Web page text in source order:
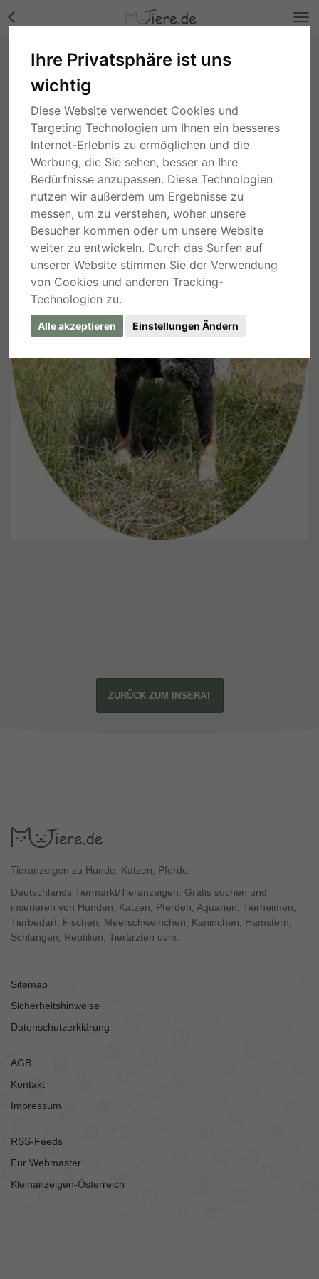
Ihre Privatsphäre ist uns
wichtig
Diese Website verwendet Cookies und
Targeting Technologien um Ihnen ein besseres
Internet-Erlebnis zu ermöglichen und die
Werbung, die Sie sehen, besser an Ihre
Bedürfnisse anzupassen. Diese Technologien
nutzen wir außerdem um Ergebnisse zu
messen, um zu verstehen, woher unsere
Besucher kommen oder um unsere Website
weiter zu entwickeln. Durch das Surfen auf
unserer Website stimmen Sie der Verwendung
von Cookies und anderen Tracking-
Technologien zu.
Alle akzeptieren Einstellungen Ändern
ANGEL - 45 cm - DRINGENDER NOTFALL!
(aus dem Tierschutz /mit Video!), Mischling -
ZURÜCK ZUM INSERAT
Tieranzeigen zu Hunde, Katzen, Pferde.
Deutschlands Tiermarkt/Tieranzeigen. Gratis suchen und
inserieren von Hunden, Katzen, Pferden, Aquarien, Tierheimen,
Tierbedarf, Fischen, Meerschweinchen, Kaninchen, Hamstern,
Schlangen, Reptilien, Tierärzten uvm.
Sitemap
Sicherheitshinweise
Datenschutzerklärung
AGB
Kontakt
Impressum
RSS-Feeds
Für Webmaster
Kleinanzeigen-Österreich